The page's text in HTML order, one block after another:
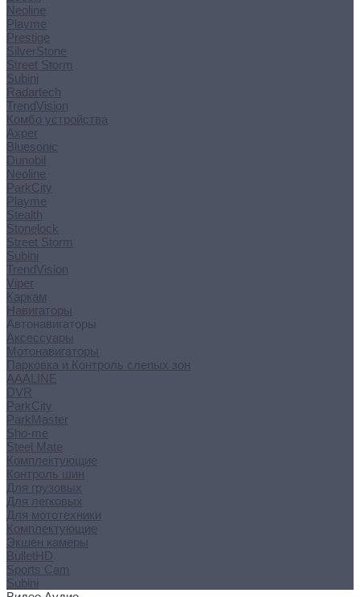
Neoline
Playme
Prestige
SilverStone
Street Storm
Subini
Radartech
TrendVision
Комбо устройства
Axper
Bluesonic
Dunobil
Neoline
ParkCity
Playme
Stealth
Stonelock
Street Storm
Subini
TrendVision
Viper
Каркам
Навигаторы
Автонавигаторы
Аксессуары
Мотонавигаторы
Парковка и Контроль слепых зон
AAALINE
DVR
ParkCity
ParkMaster
Sho-me
Steel Mate
Комплектующие
Контроль шин
Для грузовых
Для легковых
Для мототехники
Комплектующие
Экшен камеры
BulletHD
Sports Cam
Subini